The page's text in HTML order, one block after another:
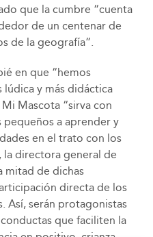
que la cumbre “cuenta
de un centenar de
de la geografía”.
en que “hemos
y más didáctica
Mascota “sirva con
pequeños a aprender y
en el trato con los
la directora general de
mitad de dichas
directa de los
Así, serán protagonistas
que faciliten la